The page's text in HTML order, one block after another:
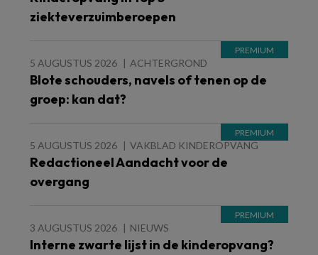
ziekteverzuimberoepen
5 AUGUSTUS 2026 ACHTERGROND
Blote schouders, navels of tenen op de
groep: kan dat?
5 AUGUSTUS 2026 VAKBLAD KINDEROPVANG
Redactioneel Aandacht voor de
overgang
3 AUGUSTUS 2026 NIEUWS
Interne zwarte lijst in de kinderopvang?